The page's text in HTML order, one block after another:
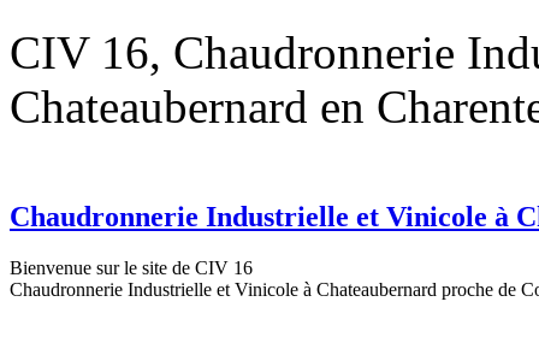
CIV 16, Chaudronnerie
Chateaubernard en
Chaudronnerie Industrielle et Vinicole à
Bienvenue sur le site de CIV 16
Chaudronnerie Industrielle et Vinicole à Chateaubernard proche de